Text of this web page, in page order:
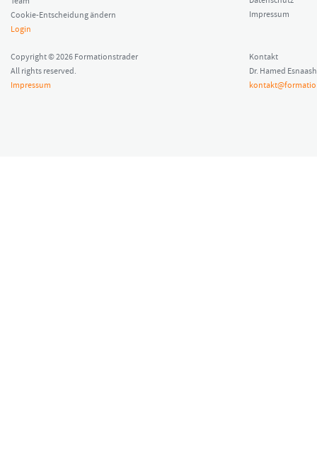
Cookie-Entscheidung ändern
Login
Impressum
Copyright © 2026 Formationstrader
All rights reserved.
Impressum
Kontakt
Dr. Hamed